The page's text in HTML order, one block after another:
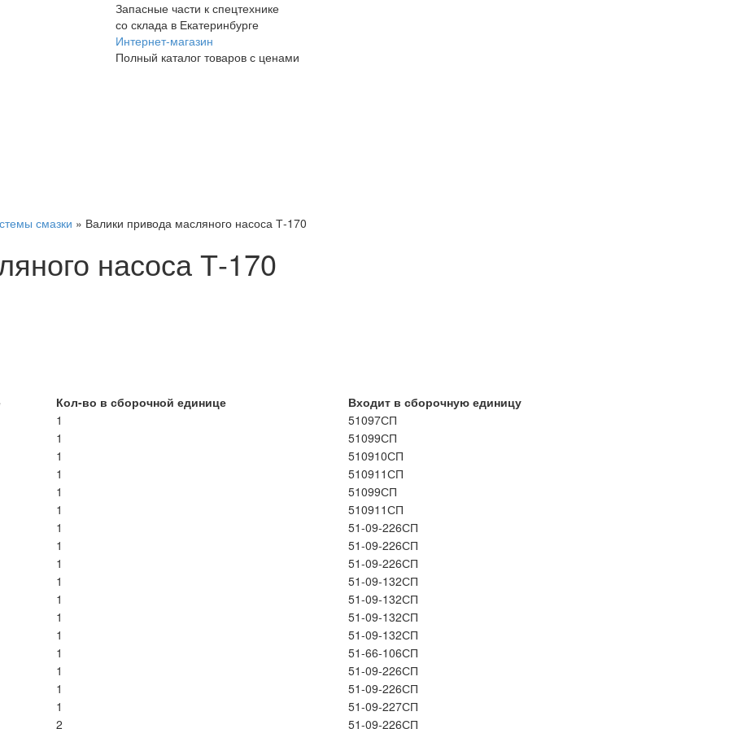
Запасные части к спецтехнике
со склада в Екатеринбурге
Интернет-магазин
Полный каталог товаров с ценами
смазки » Валики привода масляного насоса Т-170
насоса Т-170
Кол-во в сборочной единице
Входит в сборочную единицу
1
51097СП
1
51099СП
1
510910СП
1
510911СП
1
51099СП
1
510911СП
1
51-09-226СП
1
51-09-226СП
1
51-09-226СП
1
51-09-132СП
1
51-09-132СП
1
51-09-132СП
1
51-09-132СП
1
51-66-106СП
1
51-09-226СП
1
51-09-226СП
1
51-09-227СП
2
51-09-226СП